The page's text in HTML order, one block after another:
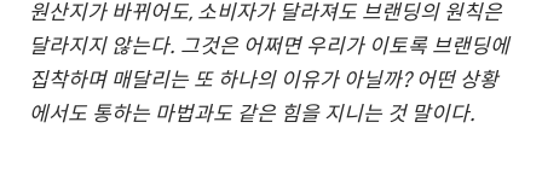
원산지가 바뀌어도, 소비자가 달라져도 브랜딩의 원칙은
달라지지 않는다. 그것은 어쩌면 우리가 이토록 브랜딩에
집착하며 매달리는 또 하나의 이유가 아닐까? 어떤 상황
에서도 통하는 마법과도 같은 힘을 지니는 것 말이다.